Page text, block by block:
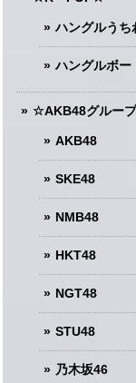
ハングルうち
ハングルボー
☆AKB48グルー
AKB48
SKE48
NMB48
HKT48
NGT48
STU48
乃木坂46